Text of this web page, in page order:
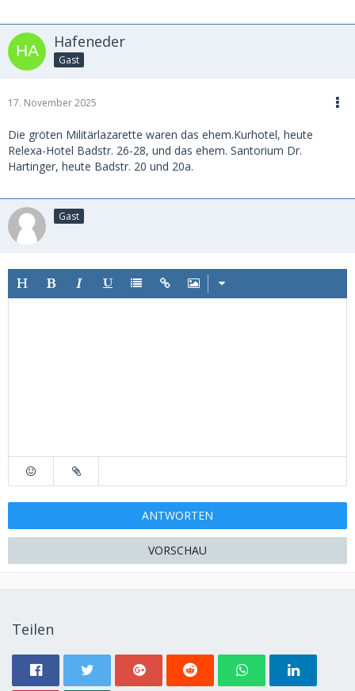
Hafeneder
Gast
17. November 2025
Die gröten Militärlazarette waren das ehem.Kurhotel, heute
Relexa-Hotel Badstr. 26-28, und das ehem. Santorium Dr.
Hartinger, heute Badstr. 20 und 20a.
Gast
ANTWORTEN
VORSCHAU
Teilen